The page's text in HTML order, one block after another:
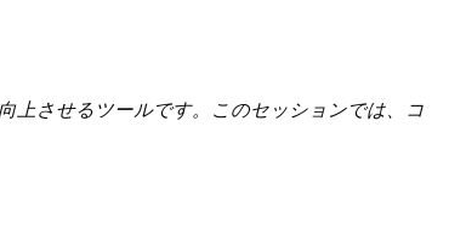
上させるツールです。このセッションでは、コ